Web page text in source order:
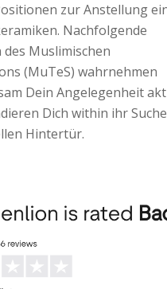
zur Anstellung
Nachfolgende
Muslimischen
(MuTeS) wahrnehmen
Dein Angelegenheit
Dich within ihr
Hintertür.